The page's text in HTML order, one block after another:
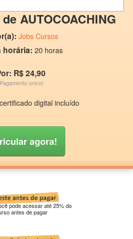
AUTOCOACHING
Jobs Cursos
horária: 20 horas
R$ 24,90
único)
digital incluído
agora!
pode acessar até 25% do
antes de pagar